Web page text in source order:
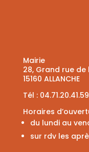
Mairie
28, Grand rue de
15160 ALLANCHE
Tél : 04.71.20.41.59
Horaires
du lundi au
sur rdv les